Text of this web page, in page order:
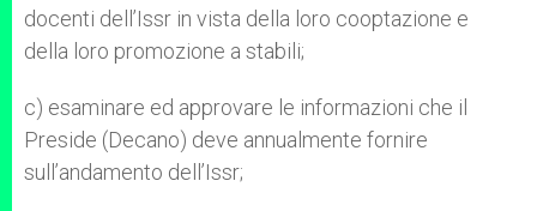
docenti dell’Issr in vista della loro cooptazione e
della loro promozione a stabili;
c) esaminare ed approvare le informazioni che il
Preside (Decano) deve annualmente fornire
sull’andamento dell’Issr;